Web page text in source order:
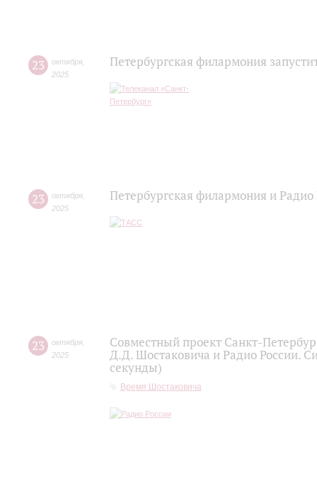
23 октября
2025
Петербургская филармония
23 октября
2025
Петербургская филармония и
23 октября
2025
Совместный проект Санкт-
Д.Д. Шостаковича и Радио России.
секунды)
Время Шостаковича